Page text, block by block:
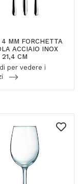
4 MM FORCHETTA
ACCIAIO INOX
21,4 CM
per vedere i